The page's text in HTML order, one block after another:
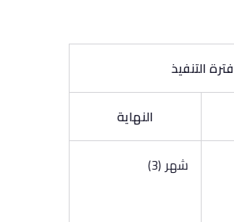
فترة التنفيذ
النهاية
شهر (3)